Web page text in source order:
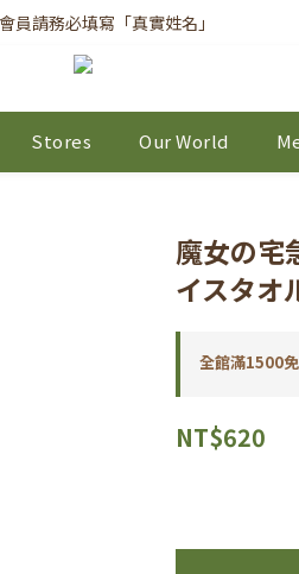
員請務必填寫「真實姓名」
員請務必填寫「真實姓名」
每月8日｜會員滿千免運日
員請務必填寫「真實姓名」
Stores Our World
魔女の宅
イスタオ
全館滿1500
NT$620